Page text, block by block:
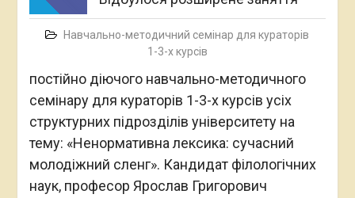
Навчально-методичний семінар для кураторів
1-3-х курсів
постійно діючого навчально-методичного
семінару для кураторів 1-3-х курсів усіх
структурних підрозділів університету на
тему: «Ненормативна лексика: сучасний
молодіжний сленг». Кандидат філологічних
наук, професор Ярослав Григорович